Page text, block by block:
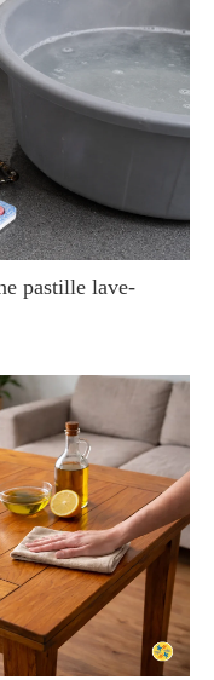
pastille lave-